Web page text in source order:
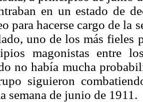
en un estado de
para hacerse cargo de la
uno de los más fieles
magonistas entre
no había mucha
siguieron
semana de junio de 1911.